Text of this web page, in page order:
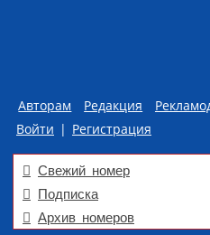
Авторам Редакция
Войти | Регистрация
Свежий номер
Подписка
Архив номеров